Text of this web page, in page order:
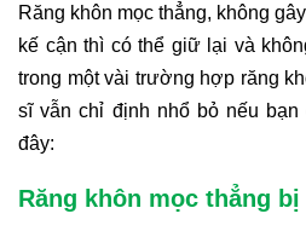
Răng khôn mọc thẳng, không
kế cận thì có thể giữ lại và
trong một vài trường hợp răng
sĩ vẫn chỉ định nhổ bỏ nếu
đây:
Răng khôn mọc thẳng